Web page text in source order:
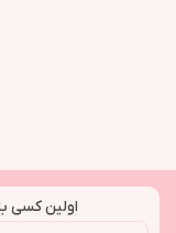
اولین کسی